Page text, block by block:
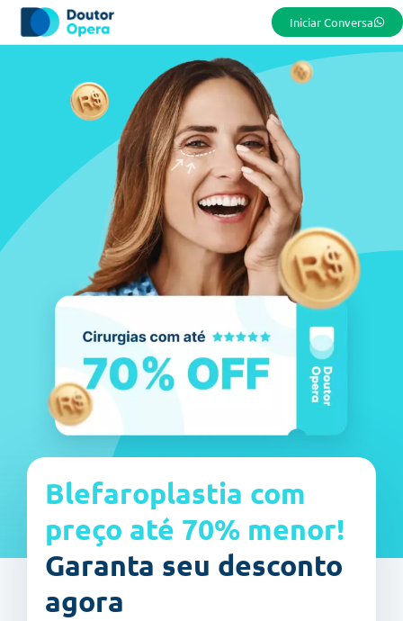
Iniciar Conversa
Blefaroplastia com
preço até 70% menor!
Garanta seu desconto
agora